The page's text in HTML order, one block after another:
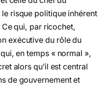
risque politique inhérent
qui, par ricochet,
exécutive du rôle du
en temps « normal »,
alors qu’il est central
de gouvernement et